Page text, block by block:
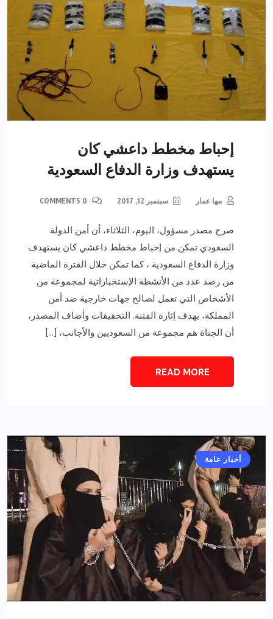
إحباط مخطط داعشي كان
يستهدف وزارة الدفاع السعودية
مها عمار سبتمبر 12, 2017
صرح مصدر مسؤول، اليوم، الثلاثاء، أن أمن الدولة
السعودي تمكن من إحباط مخطط داعشي كان يستهدف
وزارة الدفاع السعودية ، كما تمكن خلال الفترة الماضية
من رصد عدد من الأنشطة الإستخباراتية لمجموعة من
الأشخاص التي تعمل لصالح جهات خارجية ضد أمن
المملكة، بهدف إثارة الفتنة. التحقيقات وأضاف المصدر،
أن الجناة هم مجموعة من السعوديين والأجانب، […]
READ MORE
أخبار عامة